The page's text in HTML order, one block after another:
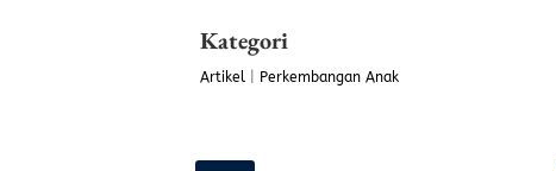
Kategori
Artikel Perkembangan Anak